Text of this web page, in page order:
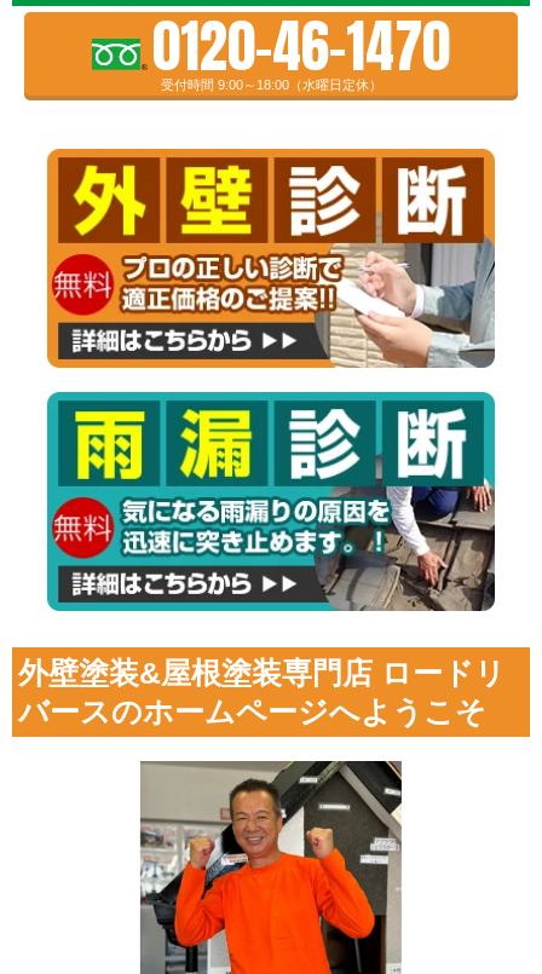
0120-46-1470
受付時間 9:00～18:00（水曜日定休）
外壁塗装&屋根塗装専門店 ロードリ
バースのホームページへようこそ